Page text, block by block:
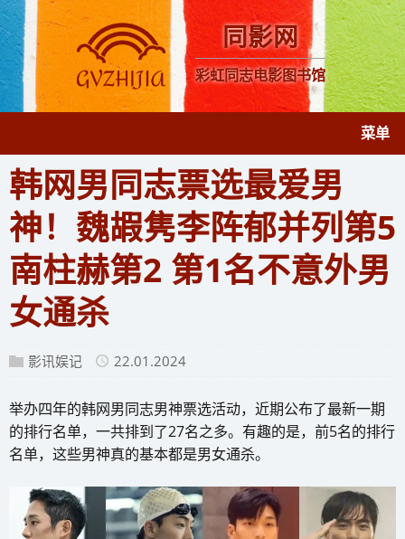
同影网
彩虹同志电影图书馆
菜单
​韩网男同志票选最爱男
神！魏嘏隽李阵郁并列第5
南柱赫第2 第1名不意外男
女通杀
影讯娱记 22.01.2024
举办四年的韩网男同志男神票选活动，近期公布了最新一期
的排行名单，一共排到了27名之多。有趣的是，前5名的排行
名单，这些男神真的基本都是男女通杀。